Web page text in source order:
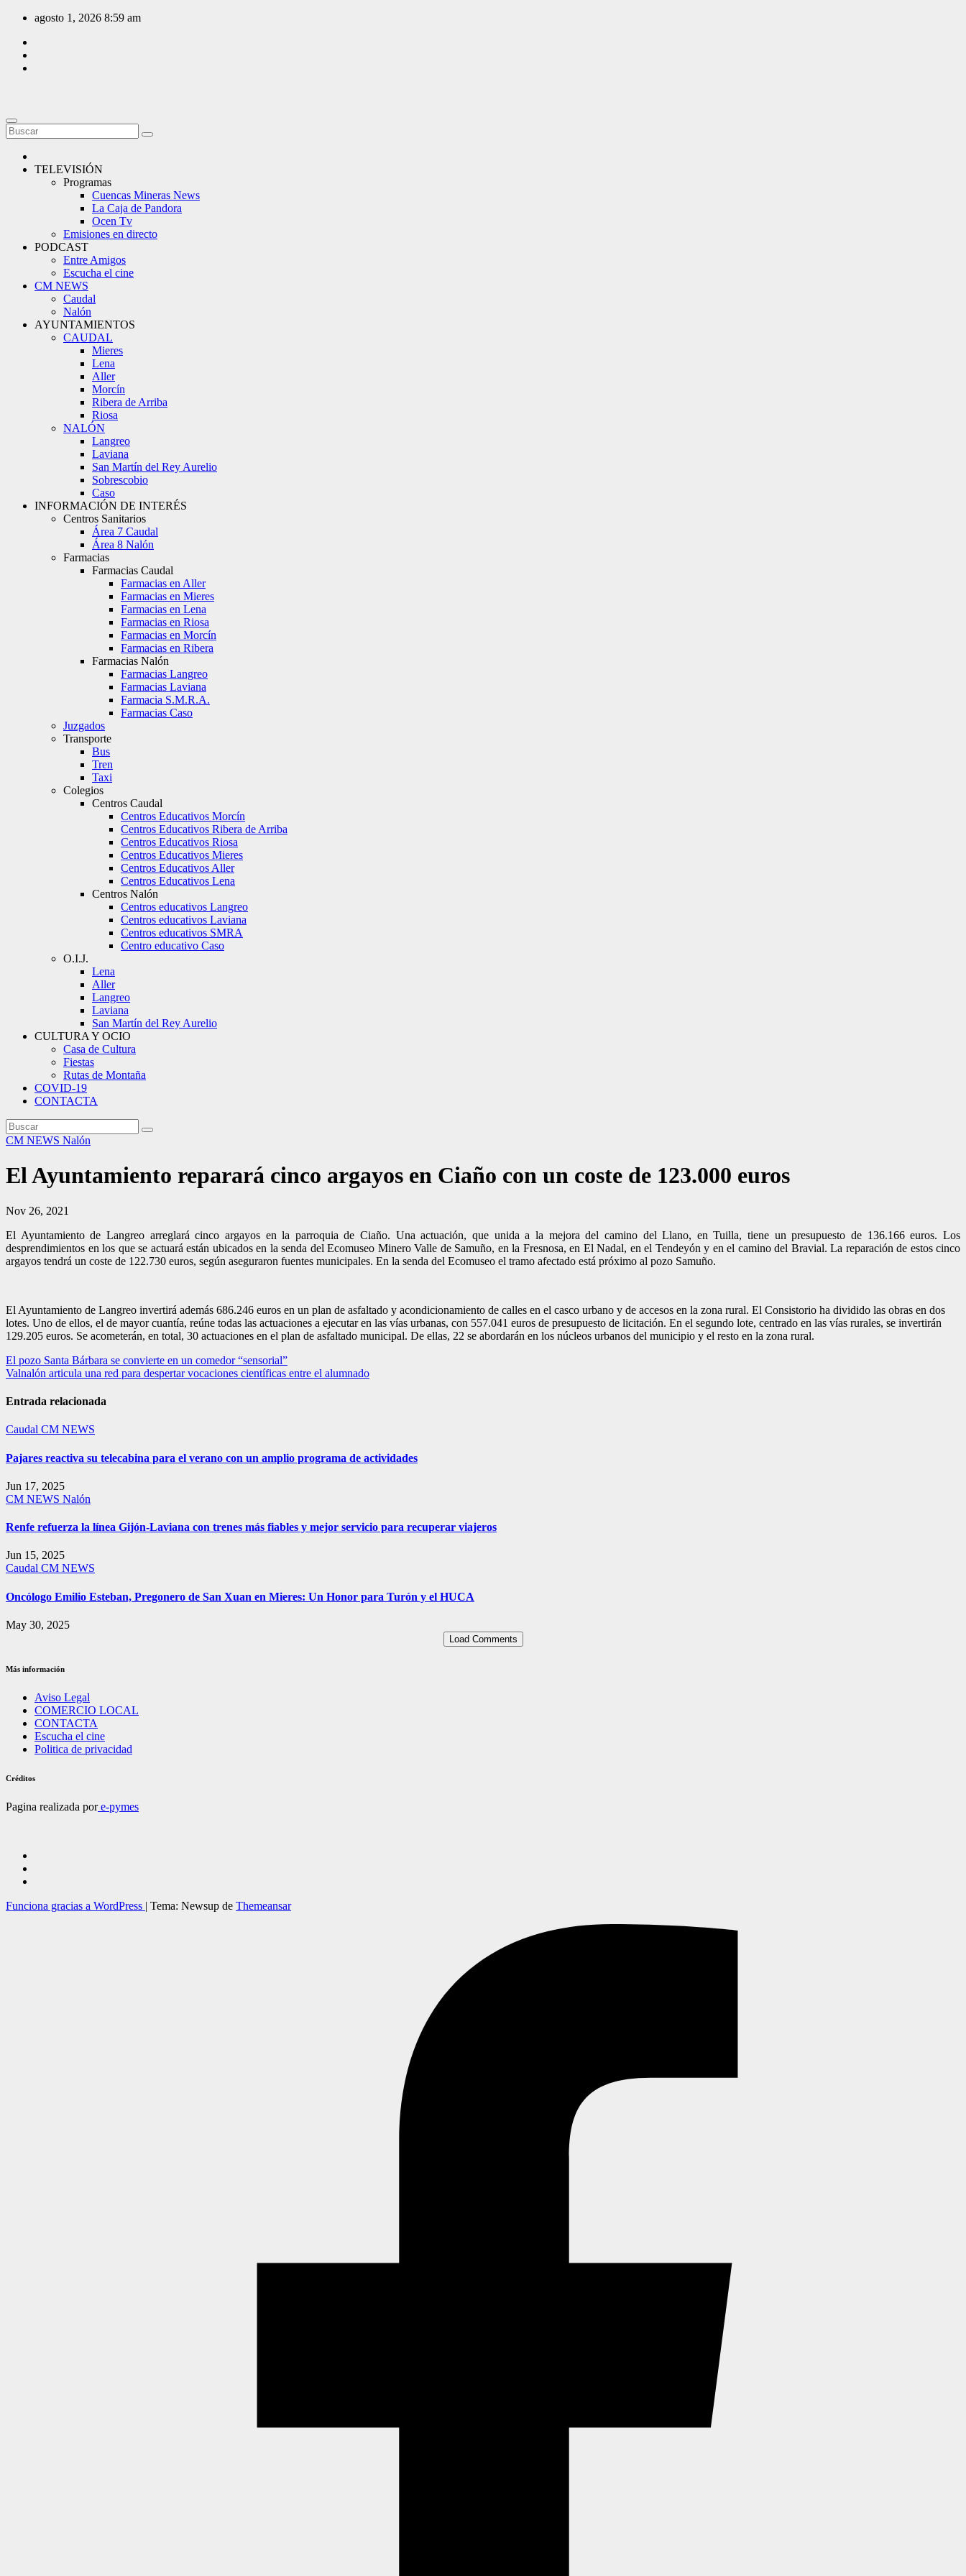
Saltar
contenido
agosto 1, 2026 8:59 am
TELEVISIÓN
Programas
Cuencas Mineras News
La Caja de Pandora
Ocen Tv
Emisiones en directo
PODCAST
Entre Amigos
Escucha el cine
CM NEWS
Caudal
Nalón
AYUNTAMIENTOS
CAUDAL
Mieres
Lena
Aller
Morcín
Ribera de Arriba
Riosa
NALÓN
Langreo
Laviana
San Martín del Rey Aurelio
Sobrescobio
Caso
INFORMACIÓN DE INTERÉS
Centros Sanitarios
Área 7 Caudal
Área 8 Nalón
Farmacias
Farmacias Caudal
Farmacias en Aller
Farmacias en Mieres
Farmacias en Lena
Farmacias en Riosa
Farmacias en Morcín
Farmacias en Ribera
Farmacias Nalón
Farmacias Langreo
Farmacias Laviana
Farmacia S.M.R.A.
Farmacias Caso
Juzgados
Transporte
Bus
Tren
Taxi
Colegios
Centros Caudal
Centros Educativos Morcín
Centros Educativos Ribera de Arriba
Centros Educativos Riosa
Centros Educativos Mieres
Centros Educativos Aller
Centros Educativos Lena
Centros Nalón
Centros educativos Langreo
Centros educativos Laviana
Centros educativos SMRA
Centro educativo Caso
O.I.J.
Lena
Aller
Langreo
Laviana
San Martín del Rey Aurelio
CULTURA Y OCIO
Casa de Cultura
Fiestas
Rutas de Montaña
COVID-19
CONTACTA
CM NEWS Nalón
El Ayuntamiento reparará cinco argayos en Ciaño con un coste de 123.000 euros
Nov 26, 2021
El Ayuntamiento de Langreo arreglará cinco argayos en la parroquia de Ciaño. Una actuación, que unida a la mejora del camino del Llano, en Tuilla, tiene un presupuesto de 136.166 euros. Los
desprendimientos en los que se actuará están ubicados en la senda del Ecomuseo Minero Valle de Samuño, en la Fresnosa, en El Nadal, en el Tendeyón y en el camino del Bravial. La reparación de estos cinco
argayos tendrá un coste de 122.730 euros, según aseguraron fuentes municipales. En la senda del Ecomuseo el tramo afectado está próximo al pozo Samuño.
El Ayuntamiento de Langreo invertirá además 686.246 euros en un plan de asfaltado y acondicionamiento de calles en el casco urbano y de accesos en la zona rural. El Consistorio ha dividido las obras en dos
lotes. Uno de ellos, el de mayor cuantía, reúne todas las actuaciones a ejecutar en las vías urbanas, con 557.041 euros de presupuesto de licitación. En el segundo lote, centrado en las vías rurales, se invertirán
129.205 euros. Se acometerán, en total, 30 actuaciones en el plan de asfaltado municipal. De ellas, 22 se abordarán en los núcleos urbanos del municipio y el resto en la zona rural.
Navegación
de
entradas
El pozo Santa Bárbara se convierte en un comedor “sensorial”
Valnalón articula una red para despertar vocaciones científicas entre el alumnado
Entrada relacionada
Caudal CM NEWS
Pajares reactiva su telecabina para el verano con un amplio programa de actividades
Jun 17, 2025
CM NEWS Nalón
Renfe refuerza la línea Gijón-Laviana con trenes más fiables y mejor servicio para recuperar viajeros
Jun 15, 2025
Caudal CM NEWS
Oncólogo Emilio Esteban, Pregonero de San Xuan en Mieres: Un Honor para Turón y el HUCA
May 30, 2025
Load Comments
Más información
Aviso Legal
COMERCIO LOCAL
CONTACTA
Escucha el cine
Politica de privacidad
Créditos
Pagina realizada pore-pymes
Funciona gracias a WordPress | Tema: Newsup de Themeansar